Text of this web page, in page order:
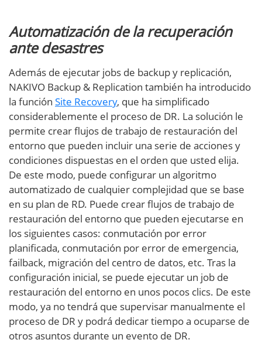
Automatización de la recuperación
ante desastres
Además de ejecutar jobs de backup y replicación,
NAKIVO Backup & Replication también ha introducido
la función Site Recovery, que ha simplificado
considerablemente el proceso de DR. La solución le
permite crear flujos de trabajo de restauración del
entorno que pueden incluir una serie de acciones y
condiciones dispuestas en el orden que usted elija.
De este modo, puede configurar un algoritmo
automatizado de cualquier complejidad que se base
en su plan de RD. Puede crear flujos de trabajo de
restauración del entorno que pueden ejecutarse en
los siguientes casos: conmutación por error
planificada, conmutación por error de emergencia,
failback, migración del centro de datos, etc. Tras la
configuración inicial, se puede ejecutar un job de
restauración del entorno en unos pocos clics. De este
modo, ya no tendrá que supervisar manualmente el
proceso de DR y podrá dedicar tiempo a ocuparse de
otros asuntos durante un evento de DR.